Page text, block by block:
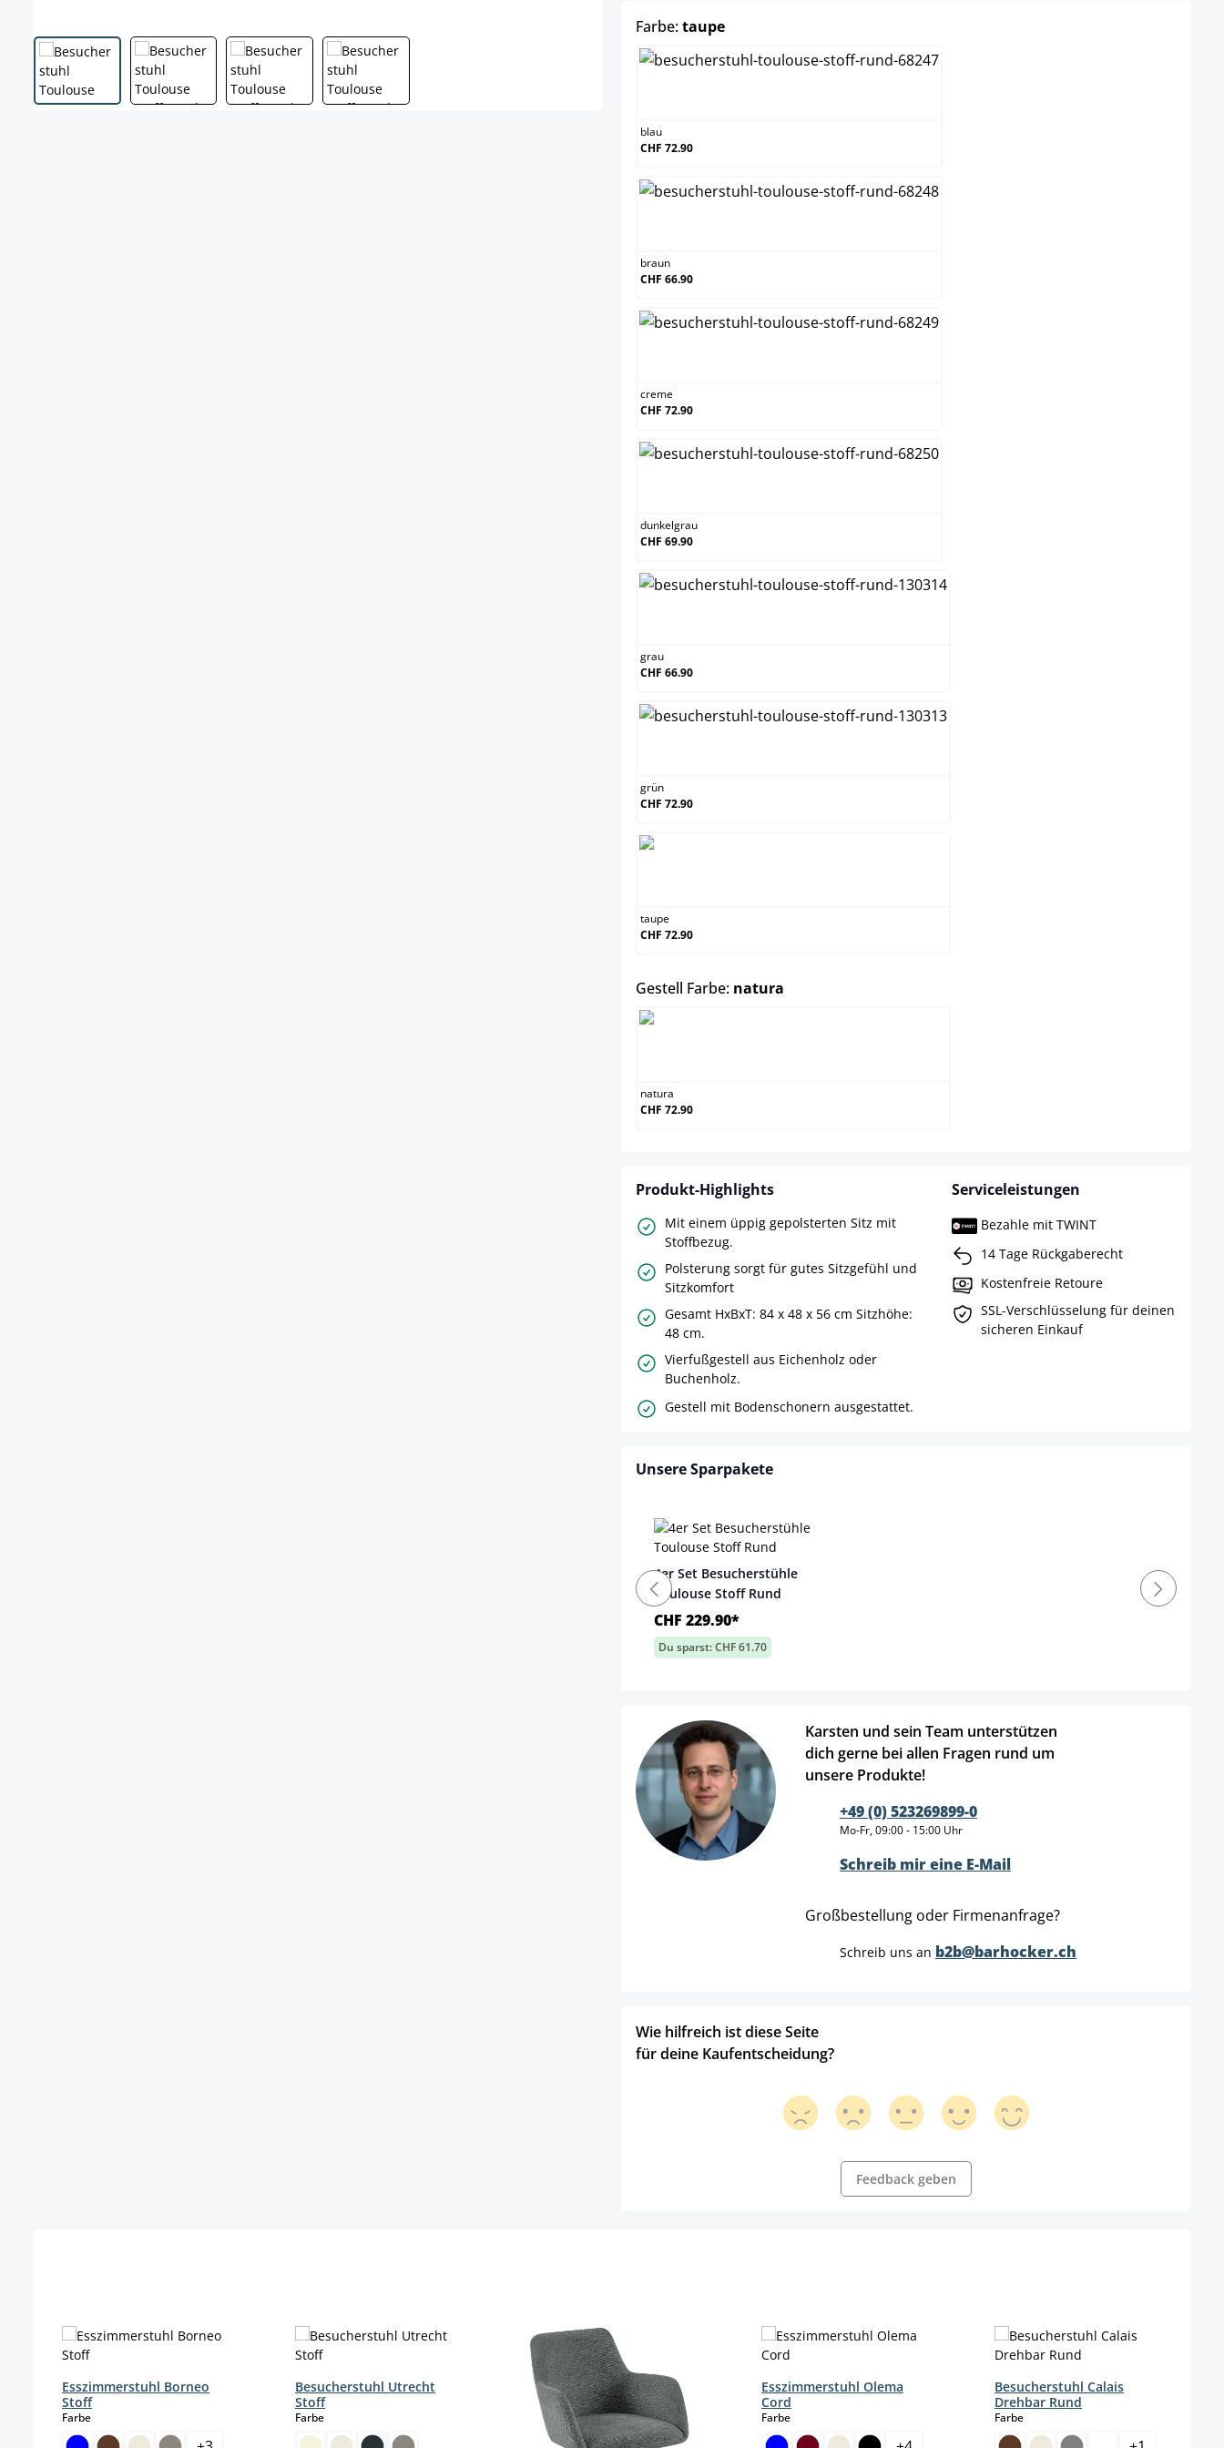
Farbe:taupeauswählen
blau
CHF 72.90
braun
CHF 66.90
creme
CHF 72.90
dunkelgrau
CHF 69.90
grau
CHF 66.90
grün
CHF 72.90
taupe
CHF 72.90
Gestell Farbe: natura
natura
CHF 72.90
Produkt-Highlights
Mit einem üppig gepolsterten Sitz mit
Stoffbezug.
Polsterung sorgt für gutes Sitzgefühl und
Sitzkomfort
Gesamt HxBxT: 84 x 48 x 56 cm Sitzhöhe:
48 cm.
Vierfußgestell aus Eichenholz oder
Buchenholz.
Gestell mit Bodenschonern ausgestattet.
Serviceleistungen
Bezahle mit TWINT
14 Tage Rückgaberecht
Kostenfreie Retoure
SSL-Verschlüsselung für deinen
sicheren Einkauf
Unsere Sparpakete
4er Set Besucherstühle
Toulouse Stoff Rund
CHF 229.90*
Du sparst: CHF 61.70
Karsten und sein Team unterstützen
dich gerne bei allen Fragen rund um
unsere Produkte!
+49 (0) 523269899-0
Mo-Fr, 09:00 - 15:00 Uhr
Schreib mir eine E-Mail
Großbestellung oder Firmenanfrage?
Schreib uns an b2b@barhocker.ch
Wie hilfreich ist diese Seite
für deine Kaufentscheidung?
Feedback geben
Esszimmerstuhl Borneo
Stoff
Farbeauswählen
Besucherstuhl Utrecht
Stoff
Farbeauswählen
Esszimmerstuhl Olema
Cord
Farbeauswählen
Besucherstuhl Calais
Drehbar Rund
Farbeauswählen